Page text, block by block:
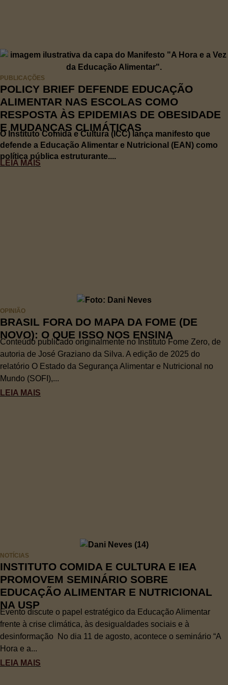
PUBLICAÇÕES
POLICY BRIEF DEFENDE EDUCAÇÃO
ALIMENTAR NAS ESCOLAS COMO
RESPOSTA ÀS EPIDEMIAS DE OBESIDADE
E MUDANÇAS CLIMÁTICAS
O Instituto Comida e Cultura (ICC) lança manifesto que
defende a Educação Alimentar e Nutricional (EAN) como
política pública estruturante....
LEIA MAIS
OPINIÃO
BRASIL FORA DO MAPA DA FOME (DE
NOVO): O QUE ISSO NOS ENSINA
Conteúdo publicado originalmente no Instituto Fome Zero, de
autoria de José Graziano da Silva. A edição de 2025 do
relatório O Estado da Segurança Alimentar e Nutricional no
Mundo (SOFI),...
LEIA MAIS
NOTÍCIAS
INSTITUTO COMIDA E CULTURA E IEA
PROMOVEM SEMINÁRIO SOBRE
EDUCAÇÃO ALIMENTAR E NUTRICIONAL
NA USP
Evento discute o papel estratégico da Educação Alimentar
frente à crise climática, às desigualdades sociais e à
desinformação No dia 11 de agosto, acontece o seminário “A
Hora e a...
LEIA MAIS